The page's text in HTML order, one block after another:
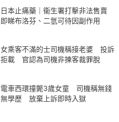
日本止痛藥｜衞生署打擊非法售賣
即睇布洛芬、二氫可待因副作用
女乘客不滿的士司機稱接老婆 投訴
拒載 官認為司機非揀客裁罪脫
電車西環撞斃3歲女童 司機稱無錢
無學歷 放棄上訴即時入獄